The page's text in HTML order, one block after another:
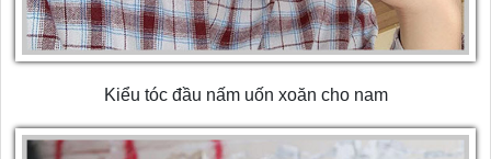
Kiểu tóc đầu nấm uốn xoăn cho nam